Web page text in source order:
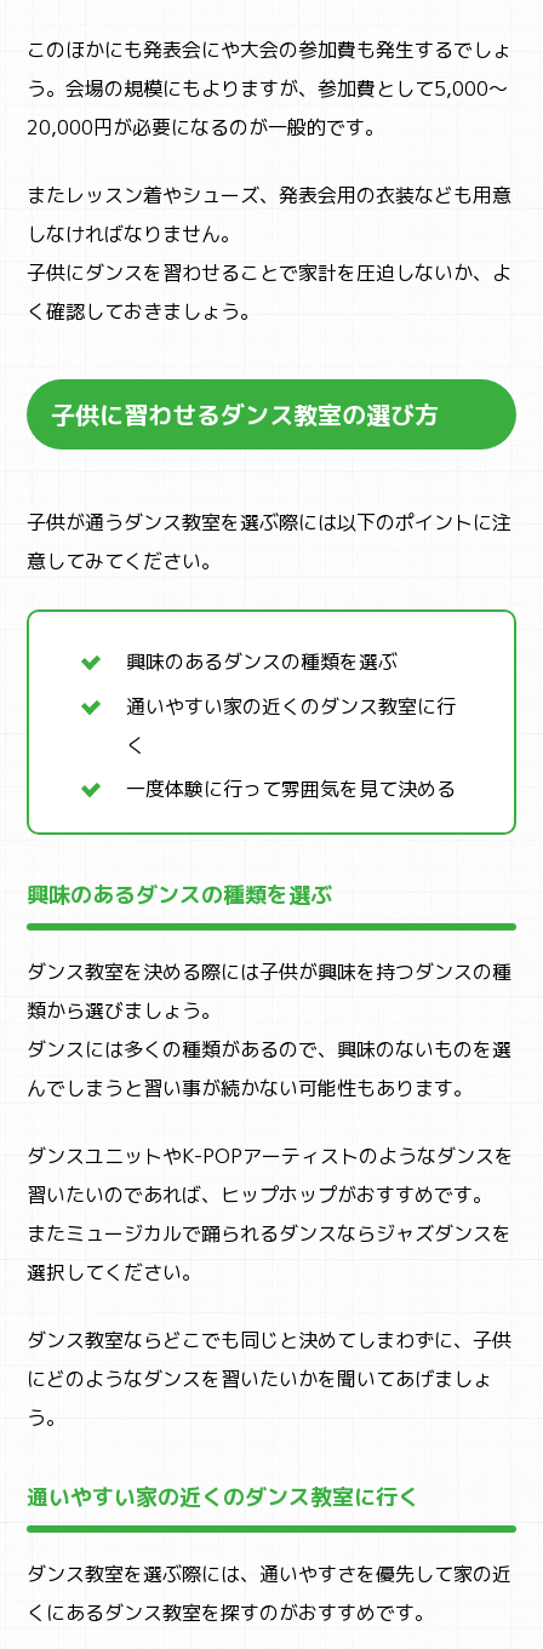
キャンプ・自然体験
CAMP
子育て
STUDY
このほかにも発表会にや大会の参加費も発生するでしょ
う。会場の規模にもよりますが、参加費として5,000～
20,000円が必要になるのが一般的です。
またレッスン着やシューズ、発表会用の衣装なども用意
しなければなりません。
子供にダンスを習わせることで家計を圧迫しないか、よ
く確認しておきましょう。
子供に習わせるダンス教室の選び方
子供が通うダンス教室を選ぶ際には以下のポイントに注
意してみてください。
興味のあるダンスの種類を選ぶ
通いやすい家の近くのダンス教室に行
く
一度体験に行って雰囲気を見て決める
興味のあるダンスの種類を選ぶ
ダンス教室を決める際には子供が興味を持つダンスの種
類から選びましょう。
ダンスには多くの種類があるので、興味のないものを選
んでしまうと習い事が続かない可能性もあります。
ダンスユニットやK-POPアーティストのようなダンスを
習いたいのであれば、ヒップホップがおすすめです。
またミュージカルで踊られるダンスならジャズダンスを
選択してください。
ダンス教室ならどこでも同じと決めてしまわずに、子供
にどのようなダンスを習いたいかを聞いてあげましょ
う。
通いやすい家の近くのダンス教室に行く
ダンス教室を選ぶ際には、通いやすさを優先して家の近
くにあるダンス教室を探すのがおすすめです。